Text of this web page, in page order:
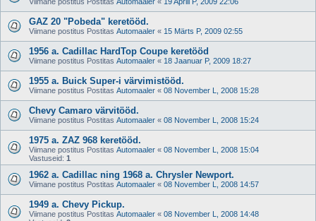
GAZ 20 "Pobeda" keretööd.
Viimane postitus Postitas Automaaler « 15 Märts P, 2009 02:55
1956 a. Cadillac HardTop Coupe keretööd
Viimane postitus Postitas Automaaler « 18 Jaanuar P, 2009 18:27
1955 a. Buick Super-i värvimistööd.
Viimane postitus Postitas Automaaler « 08 November L, 2008 15:28
Chevy Camaro värvitööd.
Viimane postitus Postitas Automaaler « 08 November L, 2008 15:24
1975 a. ZAZ 968 keretööd.
Viimane postitus Postitas Automaaler « 08 November L, 2008 15:04
Vastuseid: 1
1962 a. Cadillac ning 1968 a. Chrysler Newport.
Viimane postitus Postitas Automaaler « 08 November L, 2008 14:57
1949 a. Chevy Pickup.
Viimane postitus Postitas Automaaler « 08 November L, 2008 14:48